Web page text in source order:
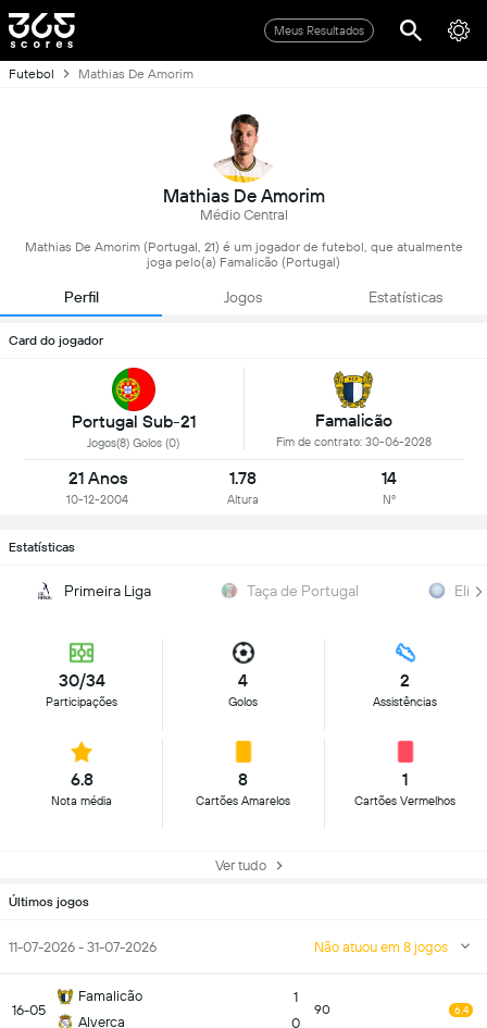
Meus Resultados
Futebol Mathias De Amorim
Mathias De Amorim
Médio Central
Mathias De Amorim (Portugal, 21) é um jogador de futebol, que atualmente
joga pelo(a) Famalicão (Portugal)
Perfil Jogos Estatísticas
Card do jogador
Portugal Sub-21
Jogos(8) Golos (0)
Famalicão
Fim de contrato: 30-06-2028
21 Anos
10-12-2004
1.78
Altura
14
Nº
Estatísticas
Primeira Liga Taça de Portugal
30/34
Participações
4
Golos
2
Assistências
6.8
Nota média
8
Cartões Amarelos
1
Cartões Vermelhos
Ver tudo
Últimos jogos
11-07-2026 - 31-07-2026 Não atuou em 8 jogos
16-05
Famalicão
Alverca
1
0
90 6.4